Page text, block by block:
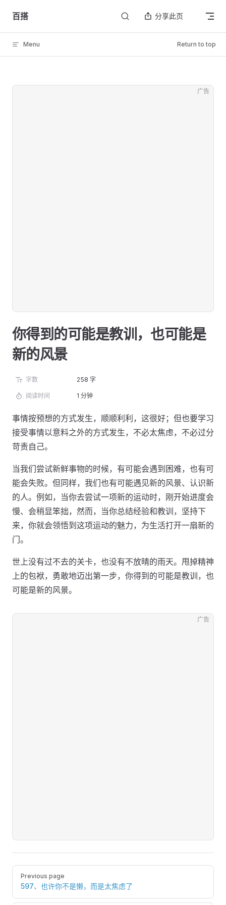
Skip to content
百搭 分享此页
Menu Return to top
广告
你得到的可能是教训，也可能是
新的风景
字数 258 字
阅读时间 1 分钟
事情按预想的方式发生，顺顺利利，这很好；但也要学习
接受事情以意料之外的方式发生，不必太焦虑，不必过分
苛责自己。
当我们尝试新鲜事物的时候，有可能会遇到困难，也有可
能会失败。但同样，我们也有可能遇见新的风景、认识新
的人。例如，当你去尝试一项新的运动时，刚开始进度会
慢、会稍显笨拙，然而，当你总结经验和教训，坚持下
来，你就会领悟到这项运动的魅力，为生活打开一扇新的
门。
世上没有过不去的关卡，也没有不放晴的雨天。甩掉精神
上的包袱，勇敢地迈出第一步，你得到的可能是教训，也
可能是新的风景。
广告
Pager
Previous page
597、也许你不是懒，而是太焦虑了